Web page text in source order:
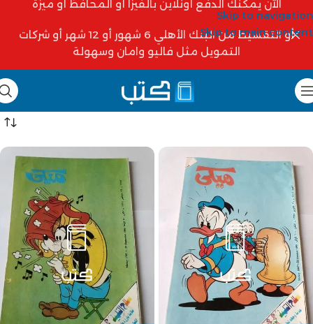
Skip to navigation
Skip to main content
الآن يمكنك الدفع أونلاين بالفيزا أو المحافظ أو ميزة
أو التقسيط من البنك الأهلي 6 شهور أو 12 شهر أو شركات
التمويل مثل فاليو وامان وسهولة